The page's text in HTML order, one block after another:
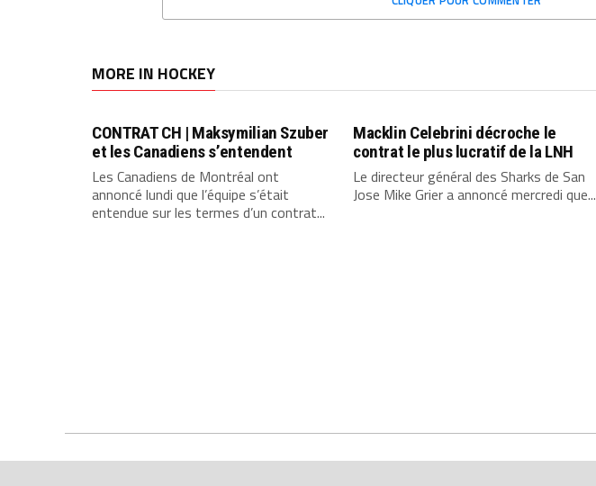
MORE IN HOCKEY
CONTRAT CH | Maksymilian Szuber
et les Canadiens s’entendent
Les Canadiens de Montréal ont
annoncé lundi que l’équipe s’était
entendue sur les termes d’un contrat...
Macklin Celebrini décroche le
contrat le plus lucratif de la LNH
Le directeur général des Sharks de San
Jose Mike Grier a annoncé mercredi que...